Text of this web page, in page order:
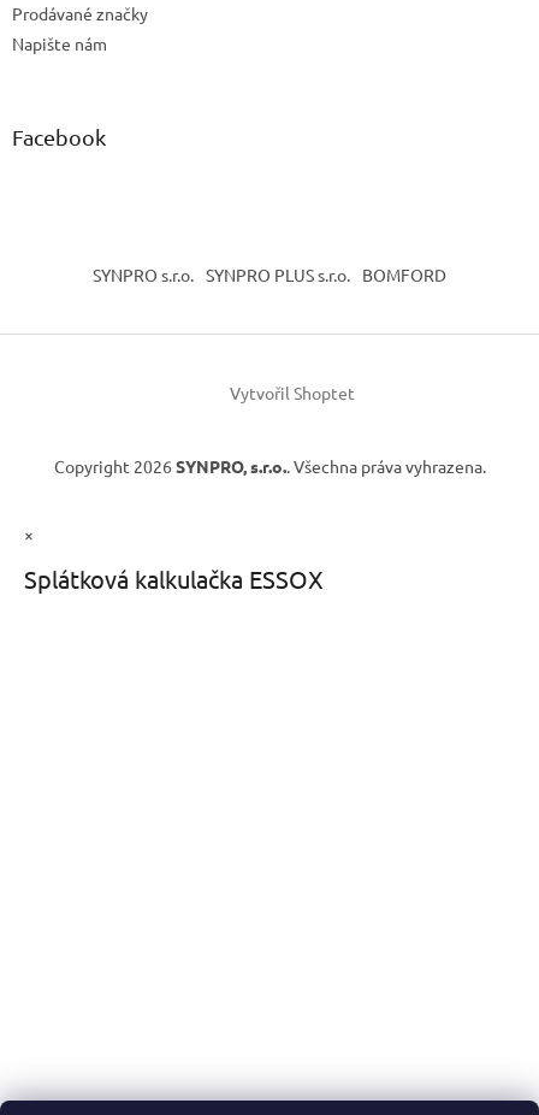
Prodávané značky
Napište nám
Facebook
SYNPRO s.r.o. SYNPRO PLUS s.r.o. BOMFORD
Vytvořil Shoptet
Copyright 2026 SYNPRO, s.r.o.. Všechna práva vyhrazena.
×
Splátková kalkulačka ESSOX